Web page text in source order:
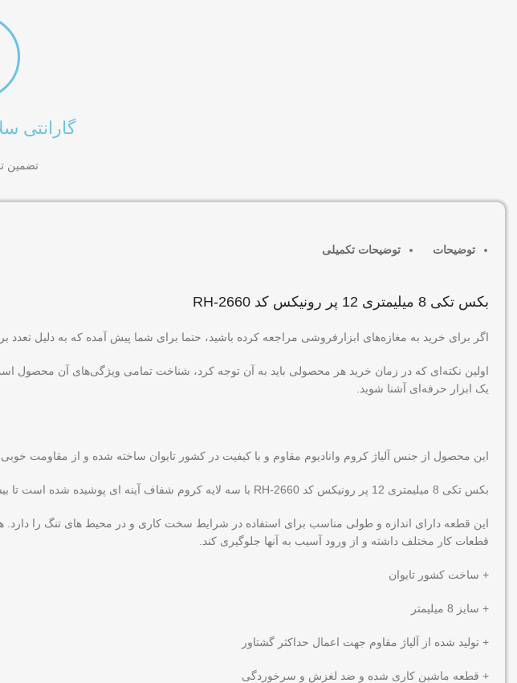
گارانتی
تضمین
توضیحات توضیحات تکمیلی
بکس تکی 8 میلیمتری 12 پر رونیکس کد RH-2660
اگر برای خرید به مغازه‌های ابزارفروشی مراجعه کرده باشید، حتما برای شما پیش آمده که به دلیل تعدد
یک ابزار حرفه‌ای آشنا شوید.
این محصول از جنس آلیاژ کروم وانادیوم مقاوم و با کیفیت در کشور تایوان ساخته شده و از مقاومت
بکس تکی 8 میلیمتری 12 پر رونیکس کد RH-2660 با سه لایه کروم شفاف آینه ای پوشیده شده است تا بیشترین حد مقاومت و دوام را در برابر سایش و خوردگی داشته و در طول فعالیت های بسیار دچار آسیب نشود.
این قطعه دارای اندازه و طولی مناسب برای استفاده در شرایط سخت کاری و در محیط های تنگ را
قطعات کار مختلف داشته و از ورود آسیب به آنها جلوگیری کند.
+ ساخت کشور تایوان
+ سایز 8 میلیمتر
+ تولید شده از آلیاژ مقاوم جهت اعمال حداکثر گشتاور
+ قطعه ماشین کاری شده و ضد لغزش و سرخوردگی